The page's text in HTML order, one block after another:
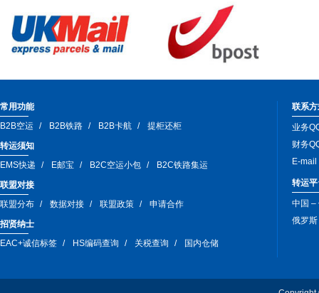
常用功能
B2B空运
B2B铁路 B2B卡航
提柜还柜
转运须知
EMS快递
E邮宝 B2C空运小包
B2C铁路集运
联盟对接
联盟分布
数据对接 联盟政策
申请合作
招贤纳士
EAC+诚信标签
HS编码查询 关税查询 国内仓储
联系
业务
财务
E-
转运
中国 –
俄罗